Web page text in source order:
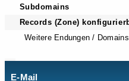
Subdomains
Records (Zone)
Weitere Endungen / Domains
E-Mail